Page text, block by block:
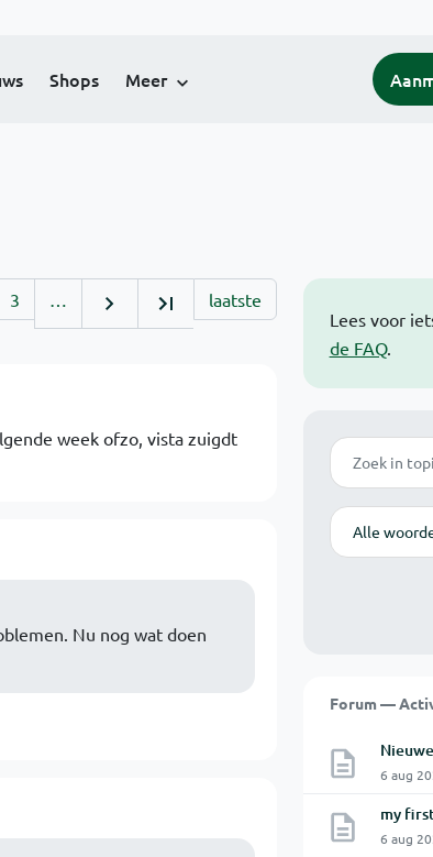
Shops Meer
Lees voor
de FAQ.
Zoek
Modus
Forum —
6 aug
my
6 aug
3 … laatste
week ofzo, vista zuigdt
Nu nog wat doen